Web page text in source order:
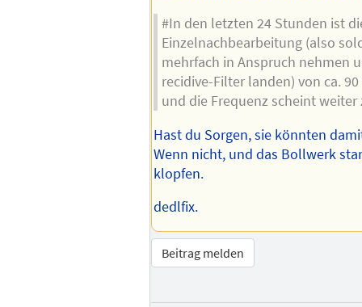
#In den letzten 24 Stunden ist
Einzelnachbearbeitung (also
mehrfach in Anspruch nehmen
recidive-Filter landen) von ca.
und die Frequenz scheint weiter
Hast du Sorgen, sie könnten
Wenn nicht, und das Bollwerk
klopfen.
dedlfix.
Beitrag melden